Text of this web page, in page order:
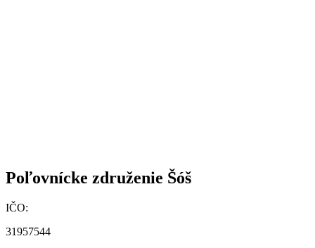
Poľovnícke združenie Šóš
IČO:
31957544